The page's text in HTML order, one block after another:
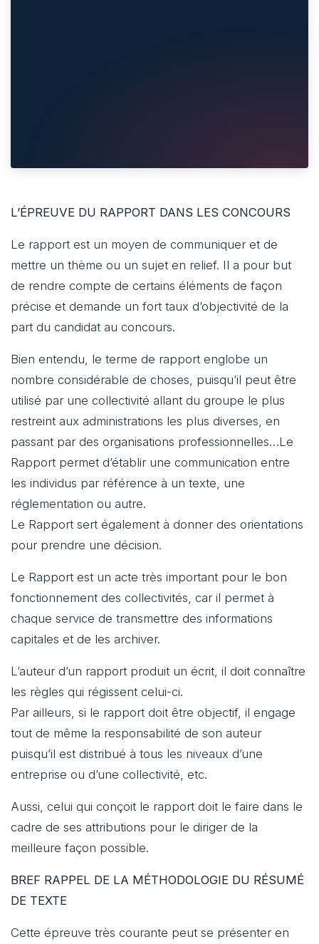
L’ÉPREUVE DU RAPPORT DANS LES CONCOURS
Le rapport est un moyen de communiquer et de
mettre un thème ou un sujet en relief. Il a pour but
de rendre compte de certains éléments de façon
précise et demande un fort taux d’objectivité de la
part du candidat au concours.
Bien entendu, le terme de rapport englobe un
nombre considérable de choses, puisqu’il peut être
utilisé par une collectivité allant du groupe le plus
restreint aux administrations les plus diverses, en
passant par des organisations professionnelles…Le
Rapport permet d’établir une communication entre
les individus par référence à un texte, une
réglementation ou autre.
Le Rapport sert également à donner des orientations
pour prendre une décision.
Le Rapport est un acte très important pour le bon
fonctionnement des collectivités, car il permet à
chaque service de transmettre des informations
capitales et de les archiver.
L’auteur d’un rapport produit un écrit, il doit connaître
les règles qui régissent celui-ci.
Par ailleurs, si le rapport doit être objectif, il engage
tout de même la responsabilité de son auteur
puisqu’il est distribué à tous les niveaux d’une
entreprise ou d’une collectivité, etc.
Aussi, celui qui conçoit le rapport doit le faire dans le
cadre de ses attributions pour le diriger de la
meilleure façon possible.
BREF RAPPEL DE LA MÉTHODOLOGIE DU RÉSUMÉ
DE TEXTE
Cette épreuve très courante peut se présenter en